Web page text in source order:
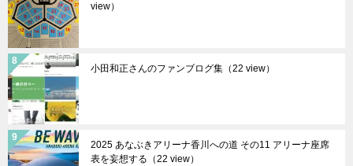
view）
小田和正さんのファンブログ集（22 view）
2025 あなぶきアリーナ香川への道 その11 アリーナ座席
表を妄想する（22 view）